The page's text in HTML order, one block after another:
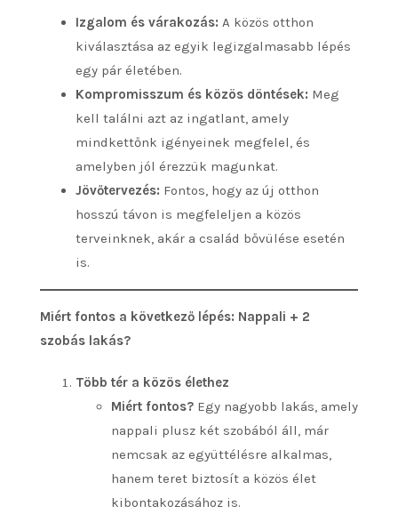
Izgalom és várakozás: A közös otthon
kiválasztása az egyik legizgalmasabb lépés
egy pár életében.
Kompromisszum és közös döntések: Meg
kell találni azt az ingatlant, amely
mindkettőnk igényeinek megfelel, és
amelyben jól érezzük magunkat.
Jövőtervezés: Fontos, hogy az új otthon
hosszú távon is megfeleljen a közös
terveinknek, akár a család bővülése esetén
is.
Miért fontos a következő lépés: Nappali + 2
szobás lakás?
Több tér a közös élethez
Miért fontos? Egy nagyobb lakás, amely
nappali plusz két szobából áll, már
nemcsak az együttélésre alkalmas,
hanem teret biztosít a közös élet
kibontakozásához is.